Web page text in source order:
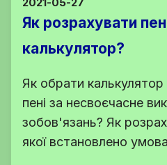
Як розрахувати
калькулятор?
Як обрати
пені за несвоєчасне
зобов'язань? Як
якої встановлено